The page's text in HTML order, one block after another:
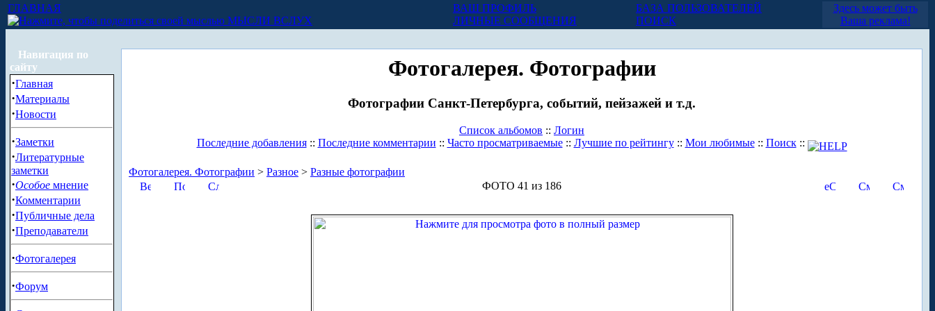
ГЛАВНАЯ
МЫСЛИ ВСЛУХ
ВАШ ПРОФИЛЬ
ЛИЧНЫЕ СООБЩЕНИЯ
БАЗА ПОЛЬЗОВАТЕЛЕЙ
ПОИСК
Здесь может быть
Ваша реклама!
Навигация по
сайту
·Главная
·Материалы
·Новости
·Заметки
·Литературные
заметки
·Особое мнение
·Комментарии
·Публичные дела
·Преподаватели
·Фотогалерея
·Форум
Фотогалерея. Фотографии
Фотографии Санкт-Петербурга, событий, пейзажей и т.д.
Список альбомов :: Логин
Последние добавления:: Последние комментарии :: Часто просматриваемые:: Лучшие по рейтингу:: Мои любимые:: Поиск::
Фотогалерея. Фотографии > Разное > Разные фотографии
ФОТО 41 из 186